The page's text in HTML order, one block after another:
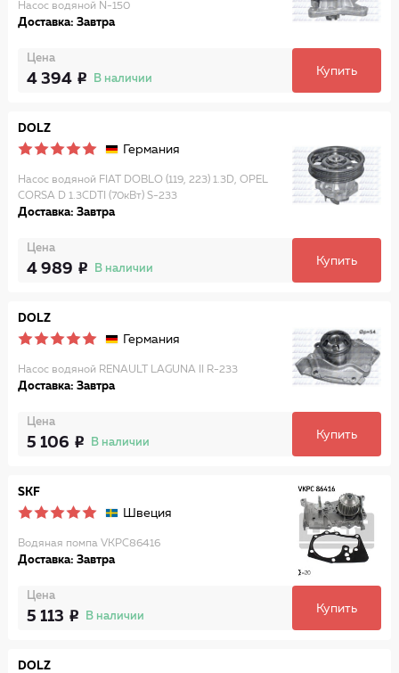
Насос водяной N-150
Доставка: Завтра
Цена
4 394 В наличии
Купить
DOLZ
Германия
Насос водяной FIAT DOBLO (119, 223) 1.3D, OPEL
CORSA D 1.3CDTI (70кВт) S-233
Доставка: Завтра
Цена
4 989 В наличии
Купить
DOLZ
Германия
Насос водяной RENAULT LAGUNA II R-233
Доставка: Завтра
Цена
5 106 В наличии
Купить
SKF
Швеция
Водяная помпа VKPC86416
Доставка: Завтра
Цена
5 113 В наличии
Купить
DOLZ